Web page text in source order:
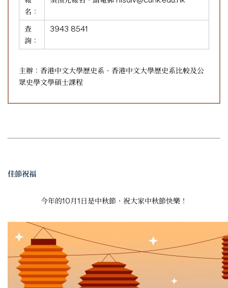
名：
查
詢：
3943 8541
主辦：香港中文大學歷史系、香港中文大學歷史系比較及公
眾史學文學碩士課程
佳節祝福
今年的10月1日是中秋節，祝大家中秋節快樂！